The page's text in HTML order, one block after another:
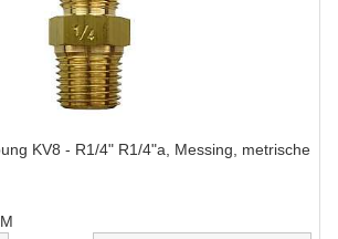
KV8 - R1/4" R1/4"a, Messing, metrische